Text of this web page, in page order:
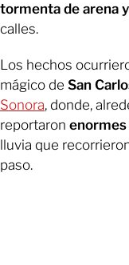
tormenta de arena
calles.
Los hechos
mágico de San
Sonora, donde,
reportaron enormes
lluvia que
paso.